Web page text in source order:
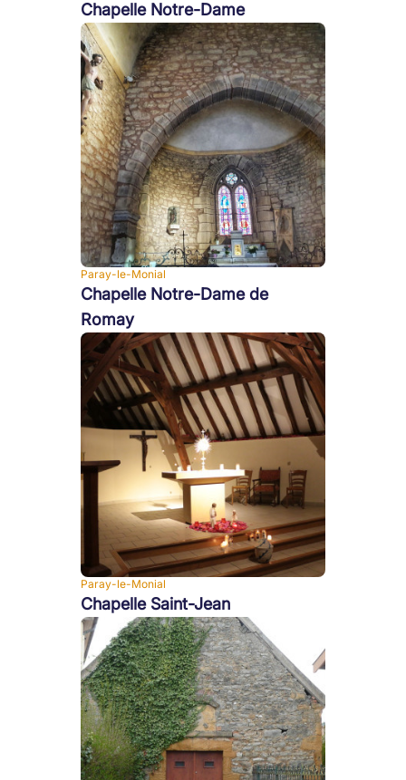
Chapelle Notre-Dame
Paray-le-Monial
Chapelle Notre-Dame de
Romay
Paray-le-Monial
Chapelle Saint-Jean